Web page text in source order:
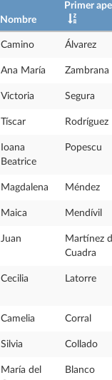
Nombre
Primer
Camino Álvarez
Ana María Zambrana
Victoria Segura
Tíscar Rodríguez
Ioana
Beatrice
Popescu
Magdalena Méndez
Maica Mendívil
Juan
Martínez
Cuadra
Cecilia Latorre
Camelia Corral
Silvia Collado
María del
Blanco